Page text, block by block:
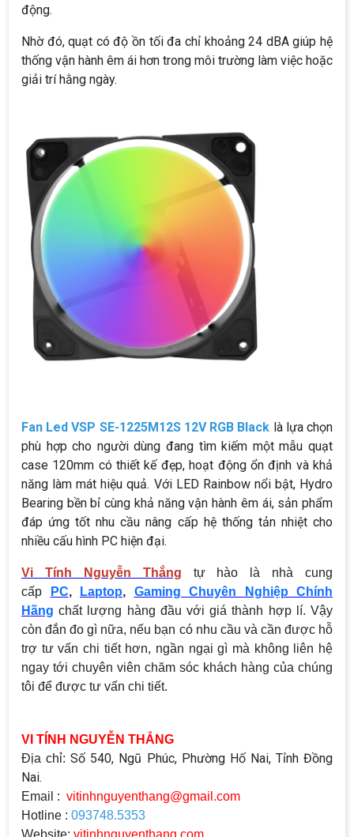
động.
Nhờ đó, quạt có độ ồn tối đa chỉ khoảng 24 dBA giúp hệ
thống vận hành êm ái hơn trong môi trường làm việc hoặc
giải trí hằng ngày.
Fan Led VSP SE-1225M12S 12V RGB Black là lựa chọn
phù hợp cho người dùng đang tìm kiếm một mẫu quạt
case 120mm có thiết kế đẹp, hoạt động ổn định và khả
năng làm mát hiệu quả. Với LED Rainbow nổi bật, Hydro
Bearing bền bỉ cùng khả năng vận hành êm ái, sản phẩm
đáp ứng tốt nhu cầu nâng cấp hệ thống tản nhiệt cho
nhiều cấu hình PC hiện đại.
Vi Tính Nguyễn Thắng tự hào là nhà cung
cấp
PC, Laptop, Gaming Chuyên Nghiệp Chính
Hãng chất lượng hàng đầu với giá thành hợp lí. Vậy
còn đắn đo gì nữa, nếu bạn có nhu cầu và cần được hỗ
trợ tư vấn chi tiết hơn, ngần ngại gì mà không liên hệ
ngay tới chuyên viên chăm sóc khách hàng của chúng
tôi để được tư vấn chi tiết.
VI TÍNH NGUYỄN THẮNG
Địa chỉ:Số 540, Ngũ Phúc, Phường Hố Nai, Tỉnh Đồng
Nai.
Email : vitinhnguyenthang@gmail.com
Hotline : 093748.5353